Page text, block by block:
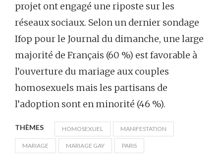
projet ont engagé une riposte sur les
réseaux sociaux. Selon un dernier sondage
Ifop pour le Journal du dimanche, une large
majorité de Français (60 %) est favorable à
l’ouverture du mariage aux couples
homosexuels mais les partisans de
l’adoption sont en minorité (46 %).
THÈMES HOMOSEXUEL MANIFESTATION
MARIAGE MARIAGE GAY PARIS